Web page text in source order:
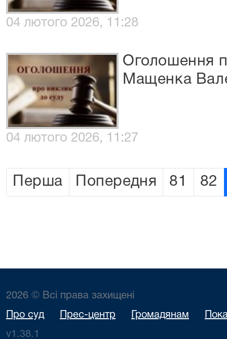
04 лютого 2026, 11:28
Оголошення
Мащенка
04 лютого 2026, 11:27
Перша Попередня 81 82
2026 © Всі права захищені
Про суд Прес-центр Громадянам
v1.38.1